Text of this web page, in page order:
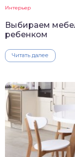
Интерьер
Выбираем
ребенком
Читать далее